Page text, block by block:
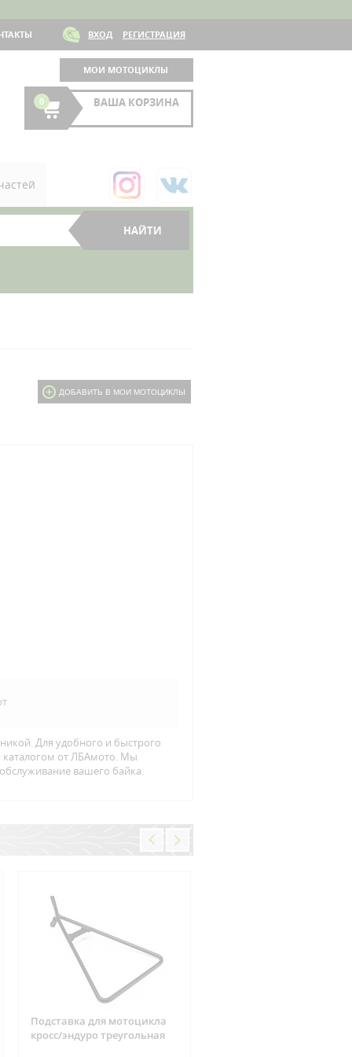
ВХОД РЕГИСТРАЦИЯ
МОИ МОТОЦИКЛЫ
0 ВАША КОРЗИНА
ДОБАВИТЬ В МОИ МОТОЦИКЛЫ
Для удобного и быстрого
каталогом от ЛБАмото. Мы
вашего байка.
Подставка для мотоцикла
кросс/эндуро треугольная